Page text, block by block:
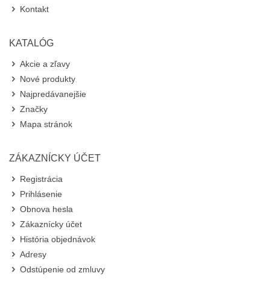
Kontakt
KATALÓG
Akcie a zľavy
Nové produkty
Najpredávanejšie
Značky
Mapa stránok
ZÁKAZNÍCKY ÚČET
Registrácia
Prihlásenie
Obnova hesla
Zákaznícky účet
História objednávok
Adresy
Odstúpenie od zmluvy